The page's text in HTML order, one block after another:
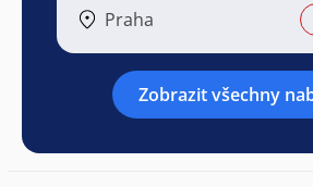
Praha
Zobrazit všechny